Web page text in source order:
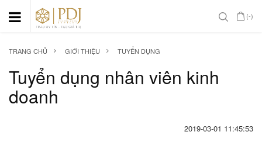
(-)
TRANG CHỦ GIỚI THIỆU TUYỂN DỤNG
Tuyển dụng nhân viên kinh
doanh
2019-03-01 11:45:53